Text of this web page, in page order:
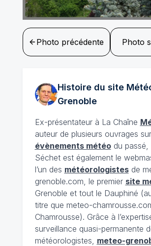
Photo précédente Photo
Histoire du site
Grenoble
Ex-présentateur à La Chaîne
auteur de plusieurs ouvrages
évènements météodu passé,
Séchet est également le
l’un des météorologistesde
grenoble.com, le premier site
Grenoble et tout le Dauphiné
titre que meteo-
Chamrousse). Grâce à
surveillance quasi-permanente
météorologistes, meteo-